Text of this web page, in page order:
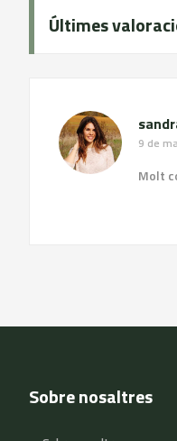
Últimes
9 de
Molt
Sobre nosaltres